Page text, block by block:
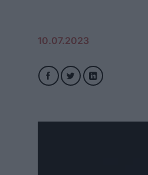
10.07.2023